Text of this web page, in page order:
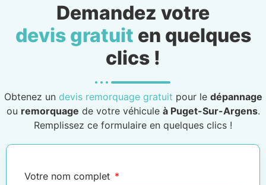
Demandez votre
devis gratuit en quelques
clics !
Obtenez un devis remorquage gratuit pour le dépannage
ou remorquage de votre véhicule à Puget-Sur-Argens.
Remplissez ce formulaire en quelques clics !
Votre nom complet